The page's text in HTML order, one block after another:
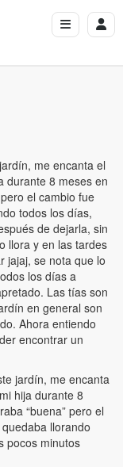
me encanta el
durante 8 meses en
el cambio fue
todos los días,
de dejarla, sin
llora y en las tardes
jajaj, se nota que lo
los días a
Las tías son
en general son
Ahora entiendo
encontrar un
jardín, me encanta
hija durante 8
“buena” pero el
llorando
pocos minutos